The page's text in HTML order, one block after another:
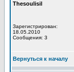
Thesoulisil
Зарегистрирован:
18.05.2010
Сообщения: 3
Вернуться к началу